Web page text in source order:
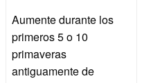
Aumente durante los
primeros 5 o 10
primaveras
antiguamente de